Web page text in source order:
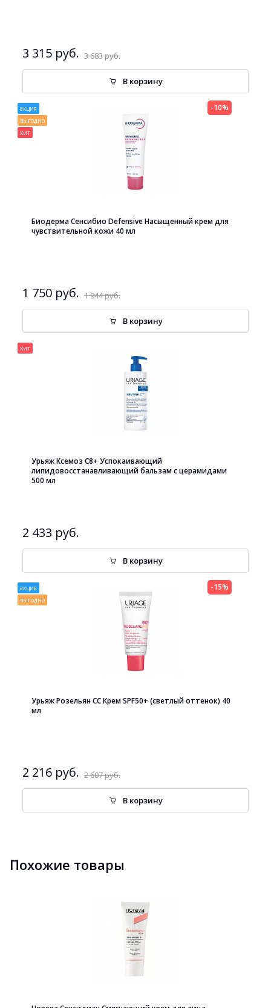
3 315 руб. 3 683 руб.
В корзину
акция
выгодно
хит
Биодерма Сенсибио Defensive Насыщенный крем для
чувствительной кожи 40 мл
1 750 руб. 1 944 руб.
-10%
В корзину
хит
Урьяж Ксемоз С8+ Успокаивающий
липидовосстанавливающий бальзам с церамидами
500 мл
2 433 руб.
В корзину
акция
выгодно
Урьяж Розельян СС Крем SPF50+ (светлый оттенок) 40
мл
2 216 руб. 2 607 руб.
-15%
В корзину
Похожие товары